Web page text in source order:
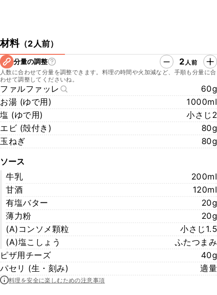
材料（2人前）
分量の調整 2 人前
人数に合わせて分量を調整できます。料理の時間や火加減など、手順も分量に合
わせて調整してくださいね。
ファルファッレ
60g
お湯 (ゆで用)
1000ml
塩 (ゆで用)
小さじ2
エビ (殻付き)
80g
玉ねぎ
80g
ソース
牛乳
200ml
甘酒
120ml
有塩バター
20g
薄力粉
20g
(A)コンソメ顆粒
小さじ1.5
(A)塩こしょう
ふたつまみ
ピザ用チーズ
40g
パセリ (生・刻み)
適量
料理を安全に楽しむための注意事項